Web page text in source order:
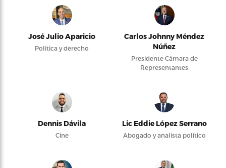
José Julio Aparicio
Política y derecho
Carlos Johnny Méndez
Núñez
Presidente Cámara de
Representantes
Dennis Dávila
Cine
Lic Eddie López Serrano
Abogado y analista político